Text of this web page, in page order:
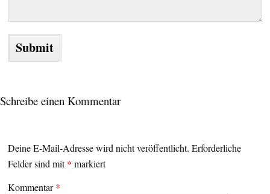
Schreibe einen Kommentar
Deine E-Mail-Adresse wird nicht veröffentlicht. Erforderliche
Felder sind mit* markiert
Kommentar*